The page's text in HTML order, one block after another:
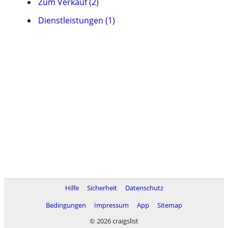
Dienstleistungen (1)
Hilfe Sicherheit
Datenschutz
Bedingungen
Impressum App
Sitemap
© 2026 craigslist